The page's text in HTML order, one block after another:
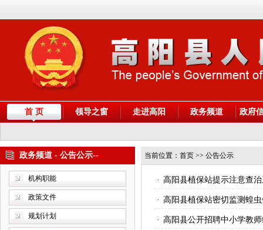
首 页 领导之窗 走进高阳 政务频道 政府
政务频道 - 公告公示--
机构职能
政策文件
规划计划
当前位置： 首页 >> 公告公示
· 高阳县植保站提示注意查
· 高阳县植保站密切监测蝗
· 高阳县公开招聘中小学教